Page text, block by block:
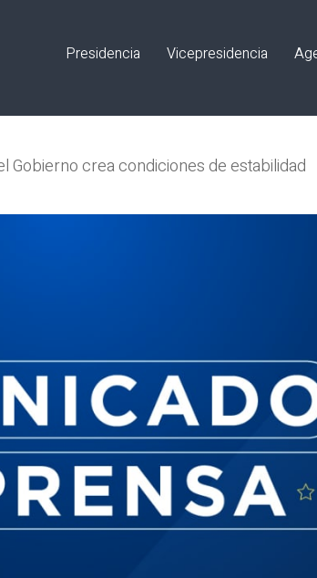
Presidencia Vicepresidencia
Gobierno crea condiciones de estabilidad